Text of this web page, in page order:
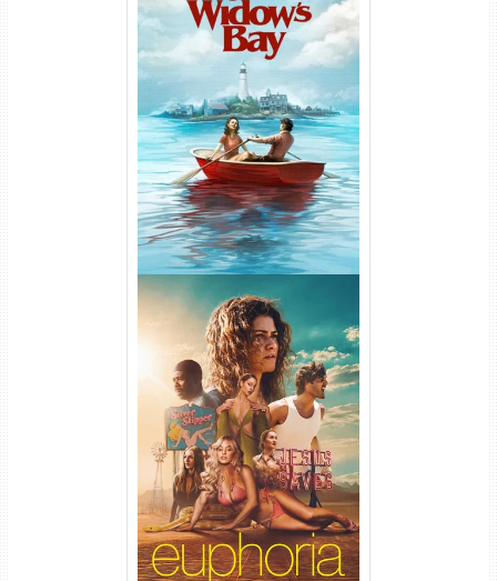
O Segredo de Widow’s Bay
1ª Temporada Torrent (2026)
WEB-DL 1080p Dual Áudio
Euphoria 3ª Temporada
Torrent (2026) WEB-DL 1080p
Dual Áudio